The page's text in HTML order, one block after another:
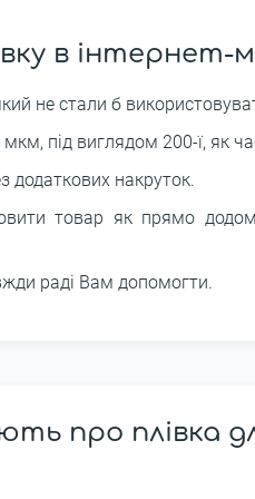
в інтернет-
не стали б
під виглядом 200-ї, як
накруток.
товар як прямо
раді Вам допомогти.
про плівка